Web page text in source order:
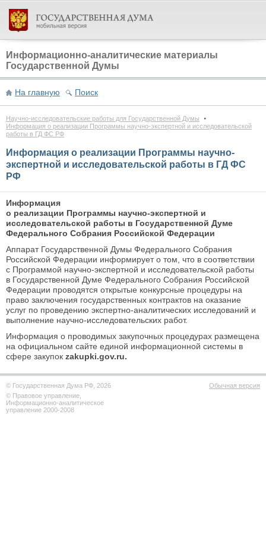
Информационно-аналитические материалы
Государственной Думы
На главную Поиск
Научно-исследовательские работы для Государственной Думы
Информация о реализации Программы научно-экспертной и исследовательской
работы в ГД ФС РФ
Информация о реализации Программы научно-
экспертной и исследовательской работы в ГД ФС
РФ
Информация
о реализации Программы научно-экспертной и
исследовательской работы в Государственной Думе
Федерального Собрания Российской Федерации
Аппарат Государственной Думы Федерального Собрания
Российской Федерации информирует о том, что в соответствии
с Программой научно-экспертной и исследовательской работы
в Государственной Думе Федерального Собрания Российской
Федерации проводятся открытые конкурсные процедуры на
право заключения государственных контрактов на оказание
услуг по проведению экспертно-аналитических исследований и
выполнение научно-исследовательских работ.
Информация о проводимых закупочных процедурах размещена
на официальном сайте единой информационной системы в
сфере закупок zakupki.gov.ru.
© Государственная Дума РФ, 2026
© Правовое управление,
Информационно-аналитическое
управление 2000-2008
Обычная версия